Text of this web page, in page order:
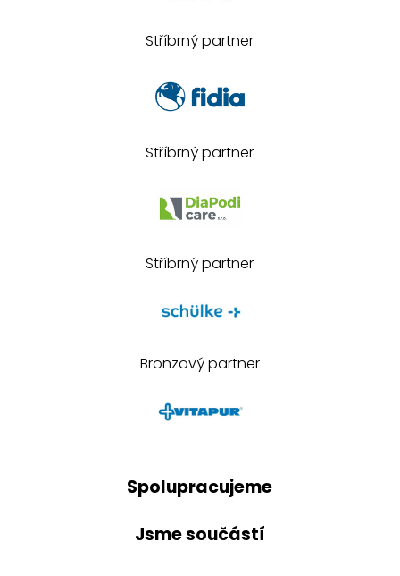
Stříbrný partner
Stříbrný partner
Stříbrný partner
Bronzový partner
Spolupracujeme
Jsme součástí